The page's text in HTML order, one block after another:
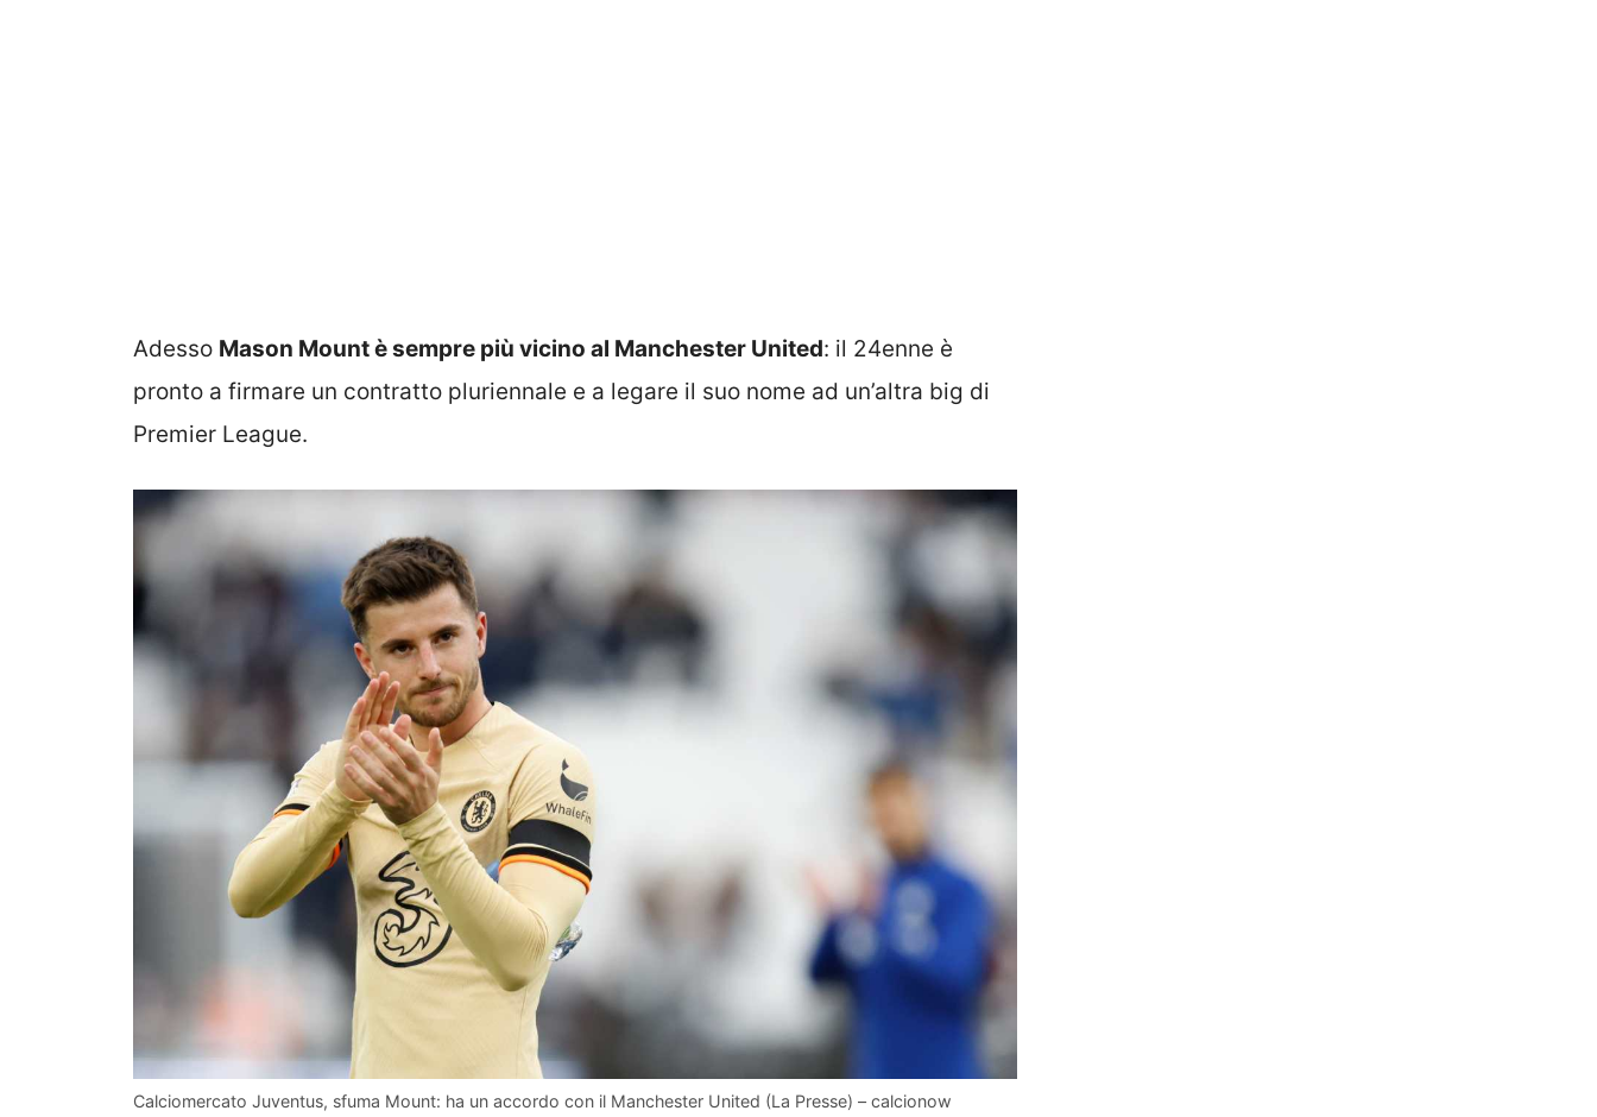
Adesso Mason Mount è sempre più vicino al Manchester United: il 24enne è
pronto a firmare un contratto pluriennale e a legare il suo nome ad un’altra big di
Premier League.
Calciomercato Juventus, sfuma Mount: ha un accordo con il Manchester United (La Presse) – calcionow